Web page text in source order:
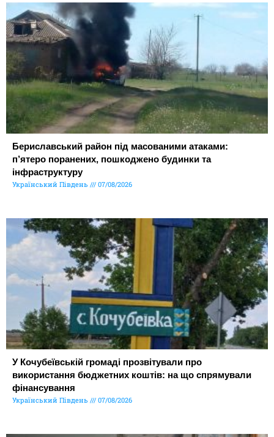
Бериславський район під масованими атаками:
п’ятеро поранених, пошкоджено будинки та
інфраструктуру
Український Південь 07/08/2026
У Кочубеївській громаді прозвітували про
використання бюджетних коштів: на що спрямували
фінансування
Український Південь 07/08/2026